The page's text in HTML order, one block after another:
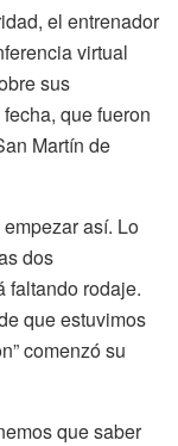
el entrenador
virtual
sus
que fueron
Martín de
así. Lo
dos
faltando rodaje.
que estuvimos
comenzó su
que saber